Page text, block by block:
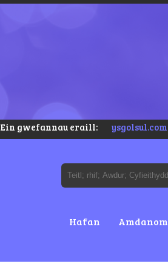
Ein gwefannau eraill: ysgolsul.com
Hafan Amdanom